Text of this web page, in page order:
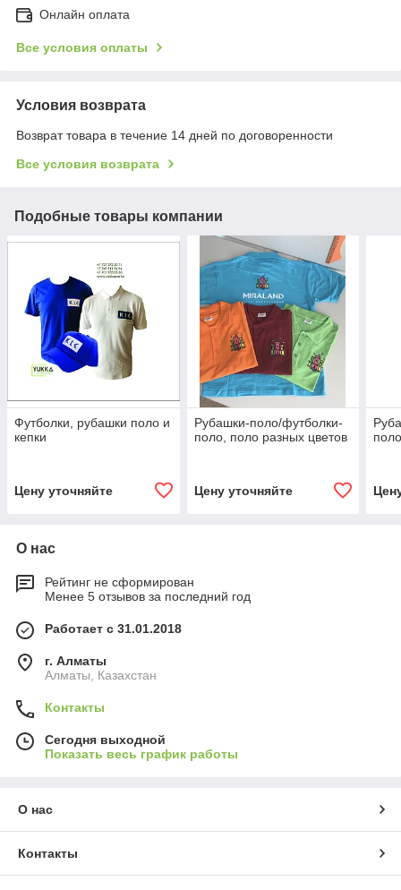
Онлайн оплата
Все условия оплаты
Условия возврата
Возврат товара в течение 14 дней по договоренности
Все условия возврата
Подобные товары компании
Футболки, рубашки поло и
кепки
Цену уточняйте
Рубашки-поло/футболки-
поло, поло разных цветов
Цену уточняйте
О нас
Рейтинг не сформирован
Менее 5 отзывов за последний год
Работает с 31.01.2018
г. Алматы
Алматы, Казахстан
Контакты
Сегодня выходной
Показать весь график работы
О нас
Контакты